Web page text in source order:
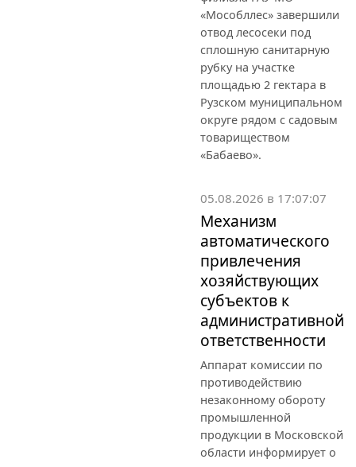
«Мособллес» завершили
отвод лесосеки под
сплошную санитарную
рубку на участке
площадью 2 гектара в
Рузском муниципальном
округе рядом с садовым
товариществом
«Бабаево».
05.08.2026 в 17:07:07
Механизм
автоматического
привлечения
хозяйствующих
субъектов к
административной
ответственности
Аппарат комиссии по
противодействию
незаконному обороту
промышленной
продукции в Московской
области информирует о